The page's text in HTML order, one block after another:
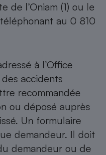
de l’Oniam (1) ou le
au 0 810
à l’Office
accidents
recommandée
ou déposé auprès
Un formulaire
demandeur. Il doit
demandeur ou de